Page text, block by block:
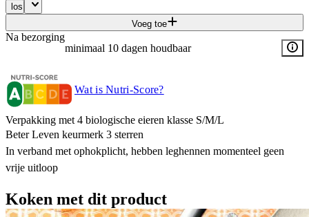
los
Voeg toe
Na bezorging
minimaal 10 dagen houdbaar
Wat is Nutri-Score?
Verpakking met 4 biologische eieren klasse S/M/L
Beter Leven keurmerk 3 sterren
In verband met ophokplicht, hebben leghennen momenteel geen
vrije uitloop
Koken met dit product